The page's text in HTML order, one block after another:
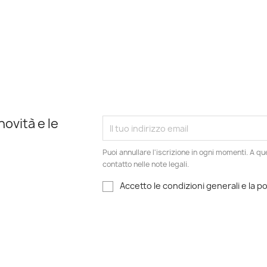
e le
Puoi annullare l'iscrizione in ogni momenti. A
contatto nelle note legali.
Accetto le condizioni generali e la